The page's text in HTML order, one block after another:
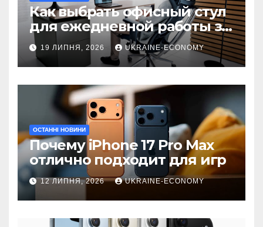
Как выбрать офисный стул
для ежедневной работы за
компьютером
19 ЛИПНЯ, 2026 UKRAINE-ECONOMY
ОСТАННІ НОВИНИ
Почему iPhone 17 Pro Max
отлично подходит для игр
12 ЛИПНЯ, 2026 UKRAINE-ECONOMY